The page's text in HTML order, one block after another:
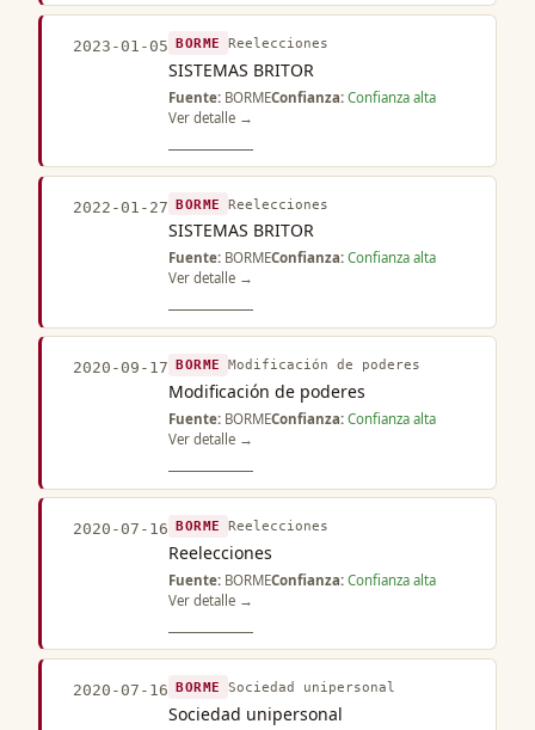
2023-01-05 BORME Reelecciones
SISTEMAS BRITOR
Fuente: BORMEConfianza: Confianza alta
Ver detalle →
2022-01-27 BORME Reelecciones
SISTEMAS BRITOR
Fuente: BORMEConfianza: Confianza alta
Ver detalle →
2020-09-17 BORME Modificación de poderes
Modificación de poderes
Fuente: BORMEConfianza: Confianza alta
Ver detalle →
2020-07-16 BORME Reelecciones
Reelecciones
Fuente: BORMEConfianza: Confianza alta
Ver detalle →
2020-07-16 BORME Sociedad unipersonal
Sociedad unipersonal